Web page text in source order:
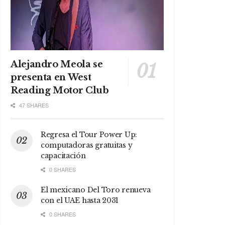
Alejandro Meola se
presenta en West
Reading Motor Club
47 SHARES
Regresa el Tour Power Up:
computadoras gratuitas y
capacitación
0 SHARES
El mexicano Del Toro renueva
con el UAE hasta 2031
0 SHARES